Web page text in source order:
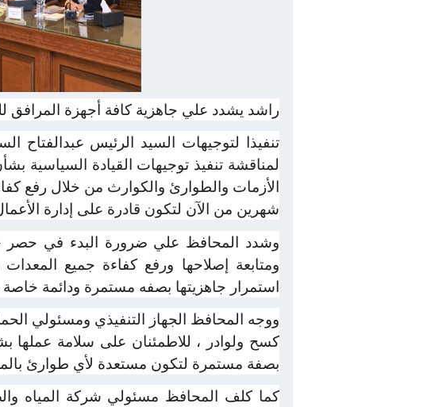
راشد يشدد علي جاهزية كافة أجهزة المرافق
تنفيذا لتوجيهات السيد الرئيس عبدالفتاح
لمناقشة تنفيذ توجيهات القيادة السياسية
الأزمات والطوارئ والكوارث من خلال رفع
شهرين من الآن لتكون قادرة على إدارة
وشدد المحافظ علي ضرورة البدء في حصر
ومتابعة إصلاحها ورفع كفاءة جميع المعدات
استمرار جاهزيتها بصفه مستمرة ودائمة
ووجه المحافظ الجهاز التنفيذي ومسئولي
كسح ولوادر ، للاطمئنان على سلامة عملها
بصفة مستمرة لتكون مستعدة لأي طوارئ
كما كلف المحافظ مسئولي شركة المياه